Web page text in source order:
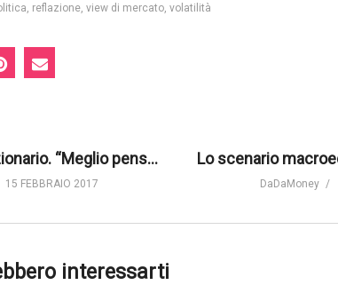
reflazione view di mercato volatilità
Settore Azionario. “Meglio pensare globalmente” | Morgan Stanley IM
15 FEBBRAIO 2017 DaDaMoney
interessarti